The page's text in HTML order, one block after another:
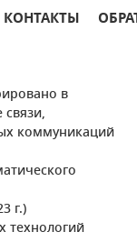
КОНТАКТЫ
в
коммуникаций
г.)
технологий